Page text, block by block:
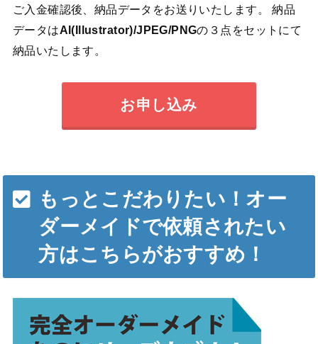
ご入金確認後、納品データをお送りいたします。 納品
データはAI(Illustrator)/JPEG/PNGの３点をセットにて
納品いたします。
お申し込み
もっとこだわりたい！オー
ダーメイドで依頼されたい
方はこちらがおすすめ！